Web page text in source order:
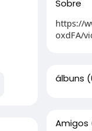
Sobre
https://
oxdFA/
álbuns
Amigos